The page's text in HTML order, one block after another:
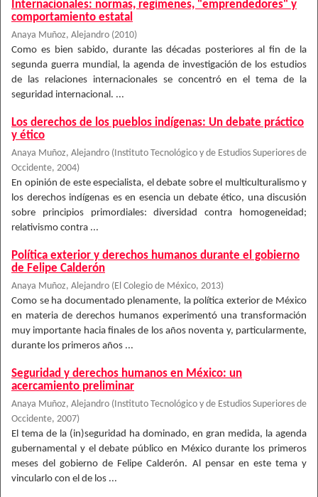
Internacionales: normas, regímenes, "emprendedores" y
comportamiento estatal
Anaya Muñoz, Alejandro (2010)
Como es bien sabido, durante las décadas posteriores al fin de la
segunda guerra mundial, la agenda de investigación de los estudios
de las relaciones internacionales se concentró en el tema de la
seguridad internacional. ...
Los derechos de los pueblos indígenas: Un debate práctico
y ético
Anaya Muñoz, Alejandro ( Instituto Tecnológico y de Estudios Superiores de
Occidente, 2004)
En opinión de este especialista, el debate sobre el multiculturalismo y
los derechos indígenas es en esencia un debate ético, una discusión
sobre principios primordiales: diversidad contra homogeneidad;
relativismo contra ...
Política exterior y derechos humanos durante el gobierno
de Felipe Calderón
Anaya Muñoz, Alejandro ( El Colegio de México, 2013)
Como se ha documentado plenamente, la política exterior de México
en materia de derechos humanos experimentó una transformación
muy importante hacia finales de los años noventa y, particularmente,
durante los primeros años ...
Seguridad y derechos humanos en México: un
acercamiento preliminar
Anaya Muñoz, Alejandro ( Instituto Tecnológico y de Estudios Superiores de
Occidente, 2007)
El tema de la (in)seguridad ha dominado, en gran medida, la agenda
gubernamental y el debate público en México durante los primeros
meses del gobierno de Felipe Calderón. Al pensar en este tema y
vincularlo con el de los ...